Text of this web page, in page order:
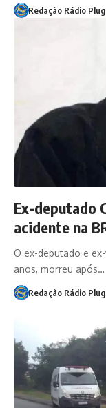
Redação Rádio Plug
Ex-deputado
acidente na
O ex-deputado e
anos, morreu após…
Redação Rádio Plug